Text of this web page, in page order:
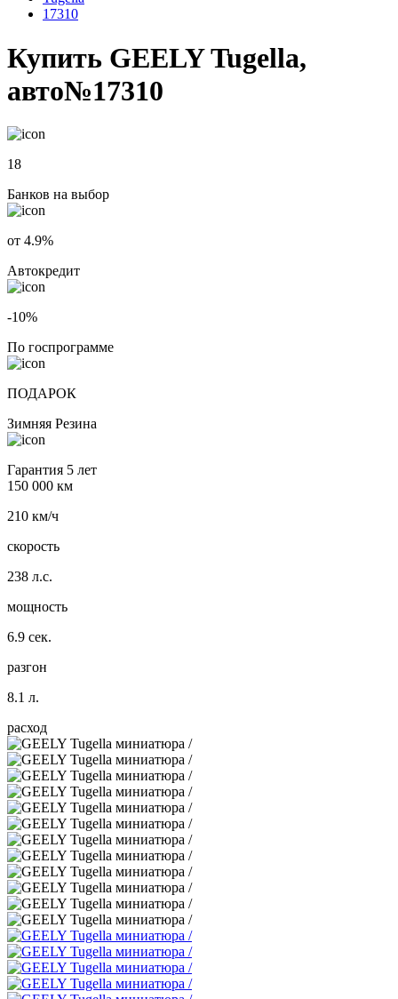
17310
Купить GEELY Tugella,
авто№17310
18
Банков на выбор
от 4.9%
Автокредит
-10%
По госпрограмме
ПОДАРОК
Зимняя Резина
Гарантия 5 лет
150 000 км
210 км/ч
скорость
238 л.с.
мощность
6.9 сек.
разгон
8.1 л.
расход